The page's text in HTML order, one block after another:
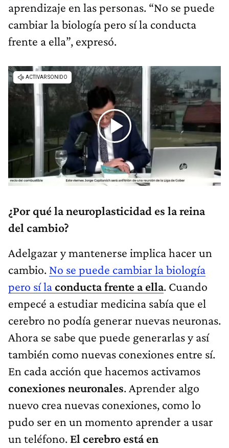
aprendizaje en las personas. “No se puede
cambiar la biología pero sí la conducta
frente a ella”, expresó.
¿Por qué la neuroplasticidad es la reina
del cambio?
Adelgazar y mantenerse implica hacer un
cambio. No se puede cambiar la biología
pero sí laconducta frente a ella. Cuando
empecé a estudiar medicina sabía que el
cerebro no podía generar nuevas neuronas.
Ahora se sabe que puede generarlas y así
también como nuevas conexiones entre sí.
En cada acción que hacemos activamos
conexiones neuronales. Aprender algo
nuevo crea nuevas conexiones, como lo
pudo ser en un momento aprender a usar
un teléfono. El cerebro está en